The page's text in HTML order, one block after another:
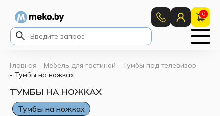
0
Главная - Мебель для гостиной - Тумбы под телевизор
- Тумбы на ножках
ТУМБЫ НА НОЖКАХ
Тумбы на ножках